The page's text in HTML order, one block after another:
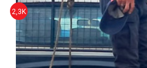
2,3K